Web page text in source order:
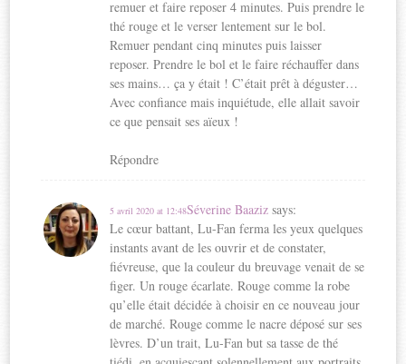
remuer et faire reposer 4 minutes. Puis prendre le
thé rouge et le verser lentement sur le bol.
Remuer pendant cinq minutes puis laisser
reposer. Prendre le bol et le faire réchauffer dans
ses mains… ça y était ! C’était prêt à déguster…
Avec confiance mais inquiétude, elle allait savoir
ce que pensait ses aïeux !
Répondre
Séverine Baaziz says:
5 avril 2020 at 12:48
Le cœur battant, Lu-Fan ferma les yeux quelques
instants avant de les ouvrir et de constater,
fiévreuse, que la couleur du breuvage venait de se
figer. Un rouge écarlate. Rouge comme la robe
qu’elle était décidée à choisir en ce nouveau jour
de marché. Rouge comme le nacre déposé sur ses
lèvres. D’un trait, Lu-Fan but sa tasse de thé